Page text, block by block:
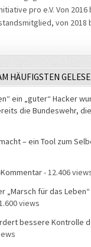
pro e.V. Von 2016
von 2018
HÄUFIGSTEN
ein „guter“ Hacker
die Bundeswehr,
– ein Tool zum
- 12.406
„Marsch für das
views
bessere Kontrolle